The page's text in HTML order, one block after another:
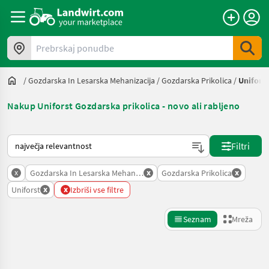
Prebrskaj ponudbe
/Gozdarska In Lesarska Mehanizacija /Gozdarska Prikolica / Uniforst
Nakup Uniforst Gozdarska prikolica - novo ali rabljeno
Tako je razvrščeno na Landwirt.com
Filtri
x Gozdarska In Lesarska Mehanizacija
x Gozdarska Prikolica x
Uniforst x x Izbriši vse filtre
Seznam Mreža